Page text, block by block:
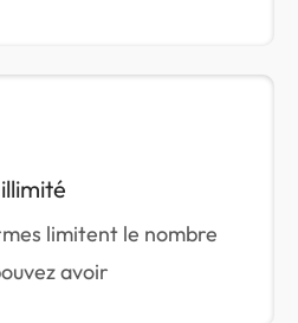
limitent le nombre
avoir